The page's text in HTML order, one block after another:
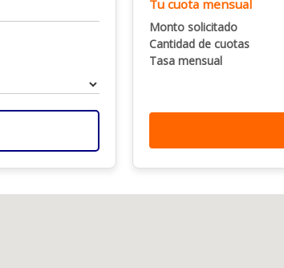
Tu cuota mensual
Monto solicitado
Cantidad de cuotas
Tasa mensual